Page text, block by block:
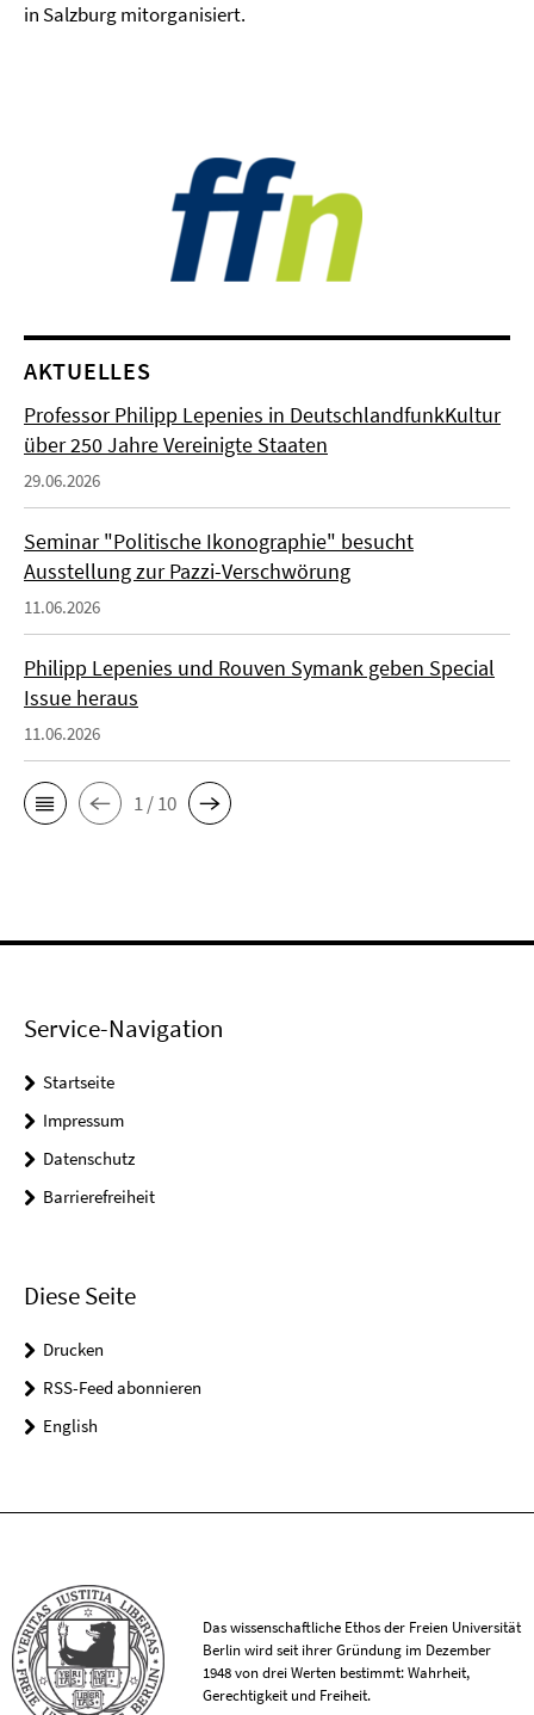
in Salzburg mitorganisiert.
AKTUELLES
Professor Philipp Lepenies in DeutschlandfunkKultur
über 250 Jahre Vereinigte Staaten
29.06.2026
Seminar "Politische Ikonographie" besucht
Ausstellung zur Pazzi-Verschwörung
11.06.2026
Philipp Lepenies und Rouven Symank geben Special
Issue heraus
11.06.2026
1 / 10
Service-Navigation
Startseite
Impressum
Datenschutz
Barrierefreiheit
Diese Seite
Drucken
RSS-Feed abonnieren
English
Das wissenschaftliche Ethos der Freien Universität
Berlin wird seit ihrer Gründung im Dezember
1948 von drei Werten bestimmt: Wahrheit,
Gerechtigkeit und Freiheit.